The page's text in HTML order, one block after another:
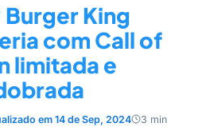
Burger King
com Call of
limitada e
em 14 de Sep, 2024 3 min